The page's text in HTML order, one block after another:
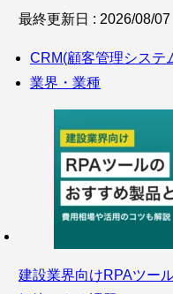
最終更新日 : 2026/08/07
CRM(顧客管理システ
業界・業種
建設業界向けRPAツー